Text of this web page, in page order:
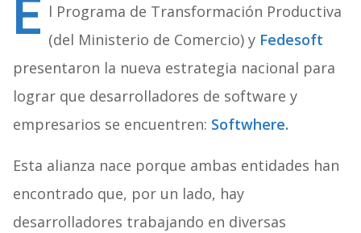
E l Programa de Transformación Productiva
(del Ministerio de Comercio) y Fedesoft
presentaron la nueva estrategia nacional para
lograr que desarrolladores de software y
empresarios se encuentren: Softwhere.
Esta alianza nace porque ambas entidades han
encontrado que, por un lado, hay
desarrolladores trabajando en diversas